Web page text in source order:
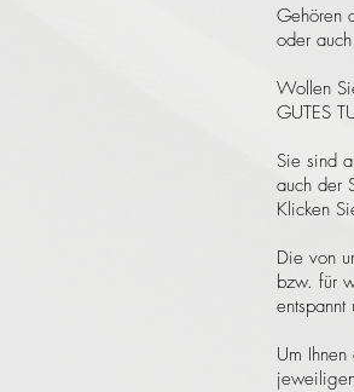
Gehören
oder
Wollen
GUTES
Sie sind
auch der
Klicken
Die von
bzw. für
entspannt
Um